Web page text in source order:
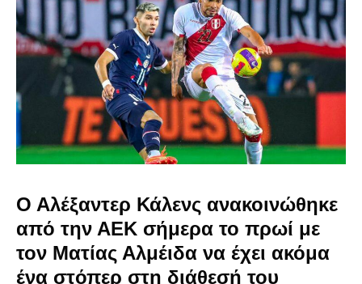
Ο Αλέξαντερ Κάλενς ανακοινώθηκε
από την ΑΕΚ σήμερα το πρωί με
τον Ματίας Αλμέιδα να έχει ακόμα
ένα στόπερ στη διάθεσή του